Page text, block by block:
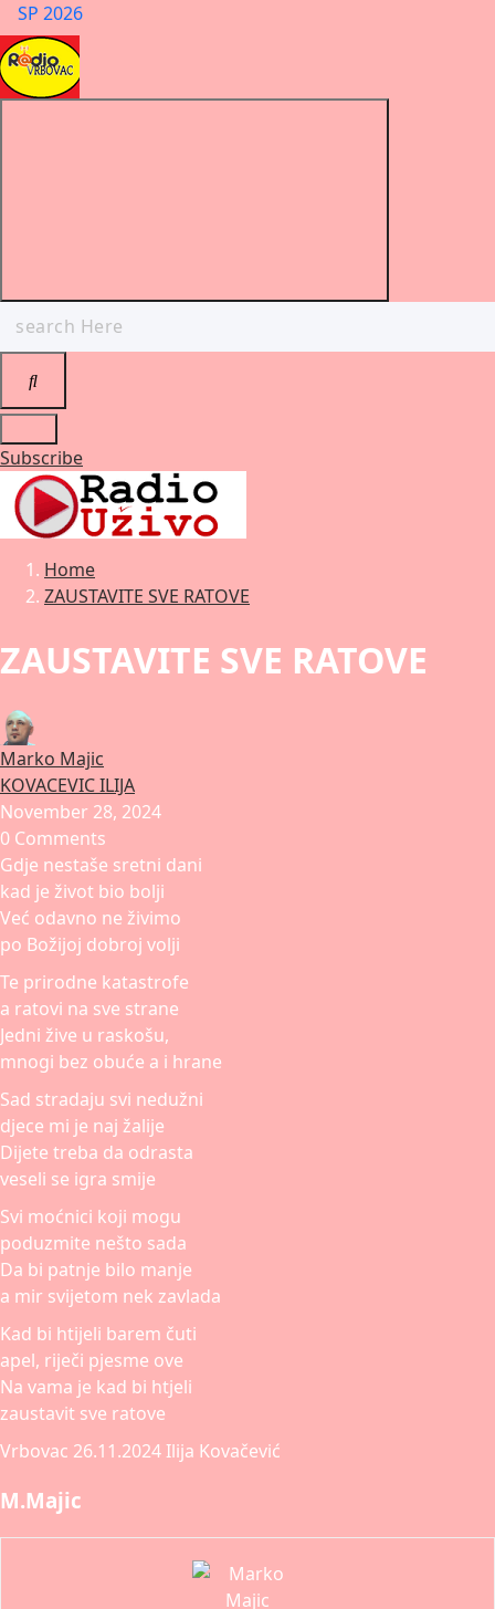
SP 2026
for:
Subscribe
Home
ZAUSTAVITE SVE RATOVE
ZAUSTAVITE SVE RATOVE
Marko Majic
KOVACEVIC ILIJA
November 28, 2024
0 Comments
Gdje nestaše sretni dani
kad je život bio bolji
Već odavno ne živimo
po Božijoj dobroj volji
Te prirodne katastrofe
a ratovi na sve strane
Jedni žive u raskošu,
mnogi bez obuće a i hrane
Sad stradaju svi nedužni
djece mi je naj žalije
Dijete treba da odrasta
veseli se igra smije
Svi moćnici koji mogu
poduzmite nešto sada
Da bi patnje bilo manje
a mir svijetom nek zavlada
Kad bi htijeli barem čuti
apel, riječi pjesme ove
Na vama je kad bi htjeli
zaustavit sve ratove
Vrbovac 26.11.2024 Ilija Kovačević
M.Majic